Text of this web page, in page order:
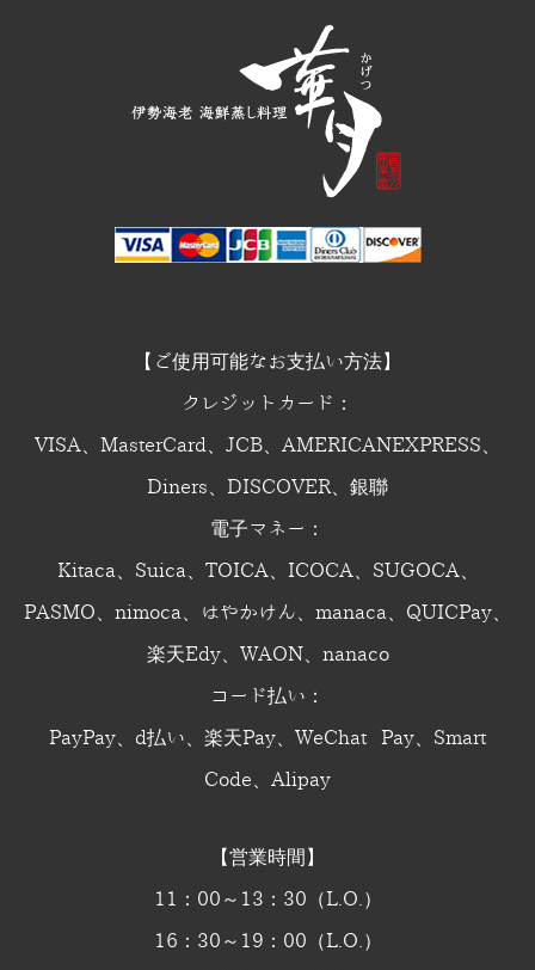
【ご使用可能なお支払い方法】
クレジットカード：
VISA、MasterCard、JCB、AMERICANEXPRESS、
Diners、DISCOVER、銀聯
電子マネー：
Kitaca、Suica、TOICA、ICOCA、SUGOCA、
PASMO、nimoca、はやかけん、manaca、QUICPay、
楽天Edy、WAON、nanaco
コード払い：
PayPay、d払い、楽天Pay、WeChat Pay、Smart
Code、Alipay
【営業時間】
11：00～13：30（L.O.）
16：30～19：00（L.O.）